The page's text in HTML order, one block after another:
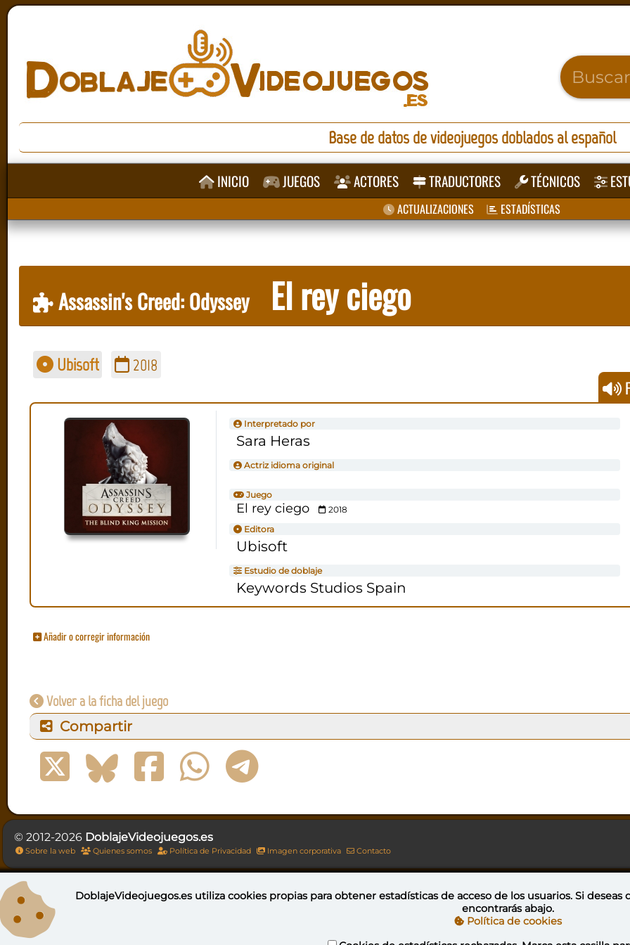
Base de datos de videojuegos doblados al español
INICIO JUEGOS ACTORES TRADUCTORES TÉCNICOS
ACTUALIZACIONES ESTADÍSTICAS
Assassin's Creed: Odyssey El rey ciego
Ubisoft 2018
Interpretado por
Sara Heras
Actriz idioma original
Juego
El rey ciego
2018
Editora
Ubisoft
Estudio de doblaje
Keywords Studios Spain
Añadir o corregir información
Volver a la ficha del juego
Compartir
© 2012-2026 DoblajeVideojuegos.es
Sobre la web Quienes somos Política de Privacidad Imagen corporativa Contacto
Esta obra está bajo una licencia de Creative Commons Reconocimiento-NoComercial-CompartirIgual 4.0 Internacional
DoblajeVideojuegos.es utilizacookies propiaspara obtener estadísticas de acceso de los usuarios. Si deseas
encontrarás abajo.
Política de cookies